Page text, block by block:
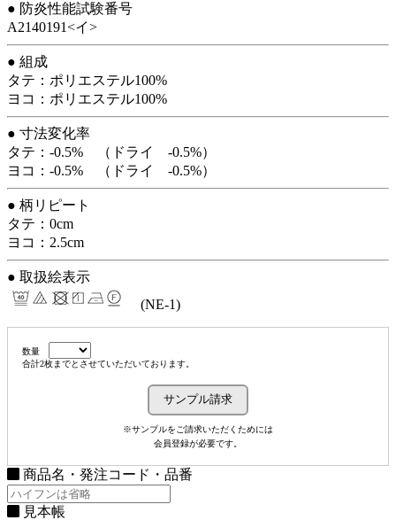
● 防炎性能試験番号
A2140191<イ>
● 組成
タテ：ポリエステル100%
ヨコ：ポリエステル100%
● 寸法変化率
タテ：-0.5% （ドライ -0.5%）
ヨコ：-0.5% （ドライ -0.5%）
● 柄リピート
タテ：0cm
ヨコ：2.5cm
● 取扱絵表示
(NE-1)
数量
合計2枚までとさせていただいております。
※サンプルをご請求いただくためには
会員登録が必要です。
商品名・発注コード・品番
見本帳